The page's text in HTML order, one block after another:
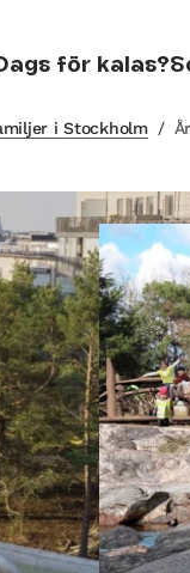
för kalas?
i Stockholm /